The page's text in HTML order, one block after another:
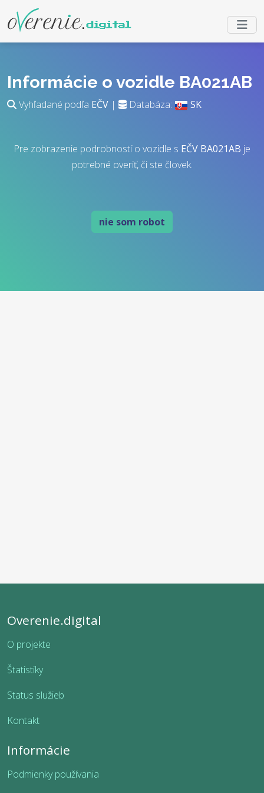
Informácie o vozidle BA021AB
Vyhľadané podľa EČV | Databáza: SK
Pre zobrazenie podrobností o vozidle s EČV BA021AB je
potrebné overiť, či ste človek.
nie som robot
Overenie.digital
O projekte
Štatistiky
Status služieb
Kontakt
Informácie
Podmienky používania